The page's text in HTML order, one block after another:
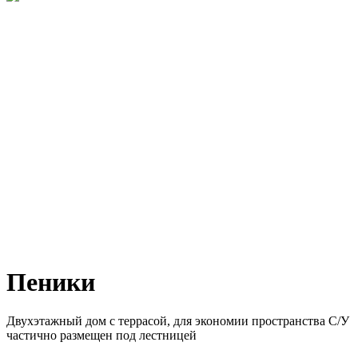
Пеники
Двухэтажный дом с террасой, для экономии пространства С/У
частично размещен под лестницей